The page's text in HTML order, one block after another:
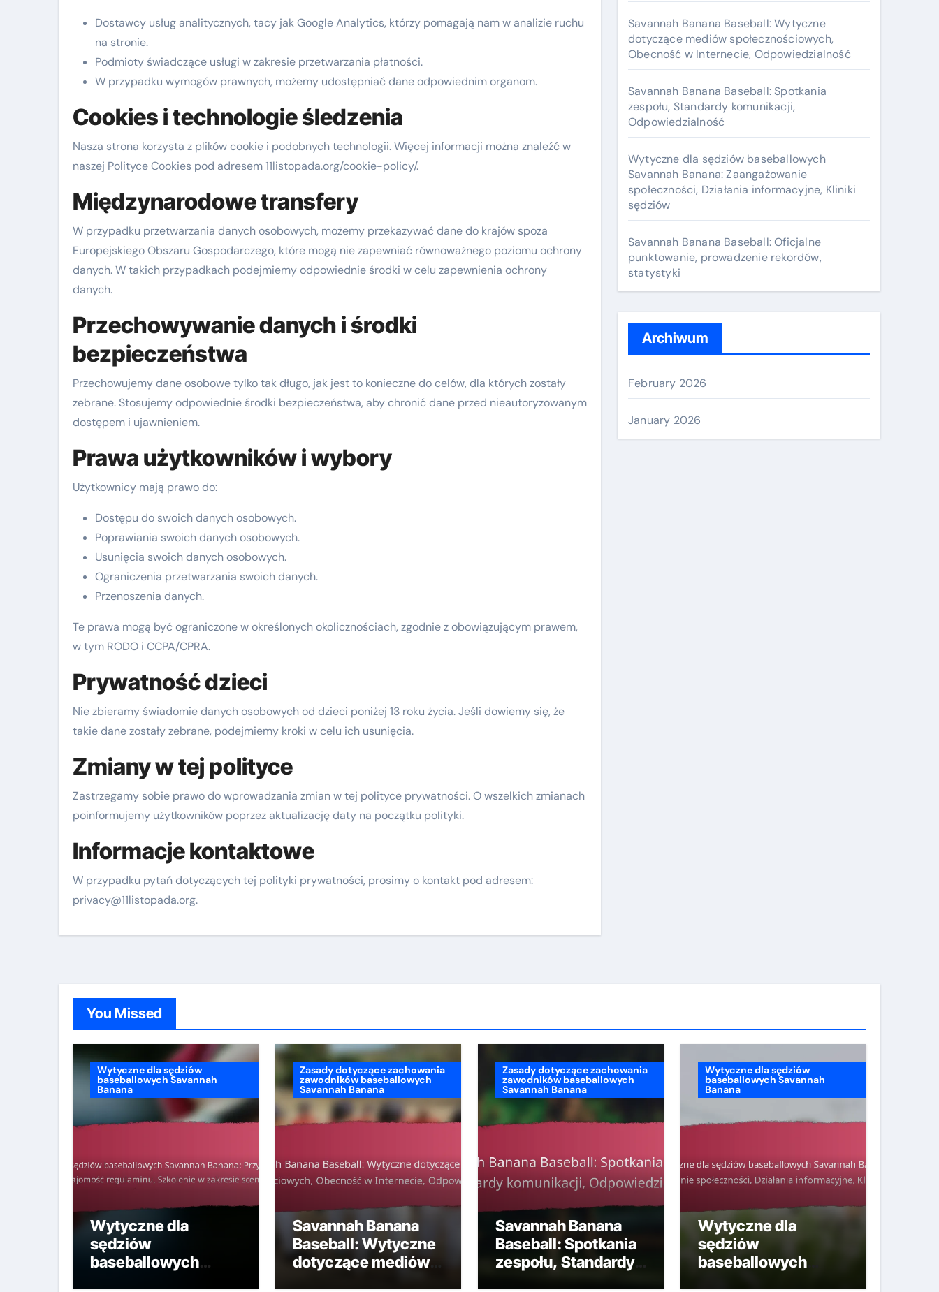
Dostawcy usług analitycznych, tacy jak Google Analytics, którzy pomagają nam w analizie ruchu
na stronie.
Podmioty świadczące usługi w zakresie przetwarzania płatności.
W przypadku wymogów prawnych, możemy udostępniać dane odpowiednim organom.
Cookies i technologie śledzenia
Nasza strona korzysta z plików cookie i podobnych technologii. Więcej informacji można znaleźć w
naszej Polityce Cookies pod adresem 11listopada.org/cookie-policy/.
Międzynarodowe transfery
W przypadku przetwarzania danych osobowych, możemy przekazywać dane do krajów spoza
Europejskiego Obszaru Gospodarczego, które mogą nie zapewniać równoważnego poziomu ochrony
danych. W takich przypadkach podejmiemy odpowiednie środki w celu zapewnienia ochrony
danych.
Przechowywanie danych i środki
bezpieczeństwa
Przechowujemy dane osobowe tylko tak długo, jak jest to konieczne do celów, dla których zostały
zebrane. Stosujemy odpowiednie środki bezpieczeństwa, aby chronić dane przed nieautoryzowanym
dostępem i ujawnieniem.
Prawa użytkowników i wybory
Użytkownicy mają prawo do:
Dostępu do swoich danych osobowych.
Poprawiania swoich danych osobowych.
Usunięcia swoich danych osobowych.
Ograniczenia przetwarzania swoich danych.
Przenoszenia danych.
Te prawa mogą być ograniczone w określonych okolicznościach, zgodnie z obowiązującym prawem,
w tym RODO i CCPA/CPRA.
Prywatność dzieci
Nie zbieramy świadomie danych osobowych od dzieci poniżej 13 roku życia. Jeśli dowiemy się, że
takie dane zostały zebrane, podejmiemy kroki w celu ich usunięcia.
Zmiany w tej polityce
Zastrzegamy sobie prawo do wprowadzania zmian w tej polityce prywatności. O wszelkich zmianach
poinformujemy użytkowników poprzez aktualizację daty na początku polityki.
Informacje kontaktowe
W przypadku pytań dotyczących tej polityki prywatności, prosimy o kontakt pod adresem:
privacy@11listopada.org.
Savannah Banana Baseball: Wytyczne
dotyczące mediów społecznościowych,
Obecność w Internecie, Odpowiedzialność
Savannah Banana Baseball: Spotkania
zespołu, Standardy komunikacji,
Odpowiedzialność
Wytyczne dla sędziów baseballowych
Savannah Banana: Zaangażowanie
społeczności, Działania informacyjne, Kliniki
sędziów
Savannah Banana Baseball: Oficjalne
punktowanie, prowadzenie rekordów,
statystyki
Archiwum
February 2026
January 2026
You Missed
Wytyczne dla sędziów
baseballowych Savannah
Banana
Wytyczne dla
sędziów
baseballowych
Zasady dotyczące zachowania
zawodników baseballowych
Savannah Banana
Savannah Banana
Baseball: Wytyczne
dotyczące mediów
Zasady dotyczące zachowania
zawodników baseballowych
Savannah Banana
Savannah Banana
Baseball: Spotkania
zespołu, Standardy
Wytyczne dla sędziów
baseballowych Savannah
Banana
Wytyczne dla
sędziów
baseballowych